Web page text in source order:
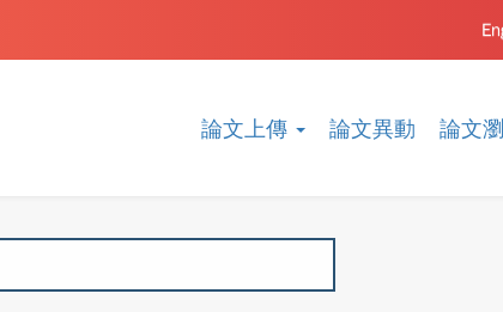
論文上傳 論文異動 論文